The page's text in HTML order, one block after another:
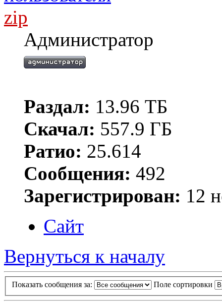
zip
Администратор
Раздал: 13.96 ТБ
Скачал: 557.9 ГБ
Ратио: 25.614
Сообщения: 492
Зарегистрирован: 12
Сайт
Вернуться к началу
Показать сообщения за: Поле сортировки